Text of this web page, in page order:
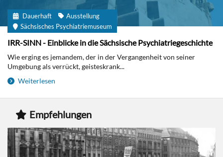
Dauerhaft
Ausstellung
Sächsisches Psychiatriemuseum
IRR-SINN - Einblicke in die Sächsische Psychiatriegeschichte
Wie erging es jemandem, der in der Vergangenheit von seiner
Umgebung als verrückt, geisteskrank...
Weiterlesen
Empfehlungen